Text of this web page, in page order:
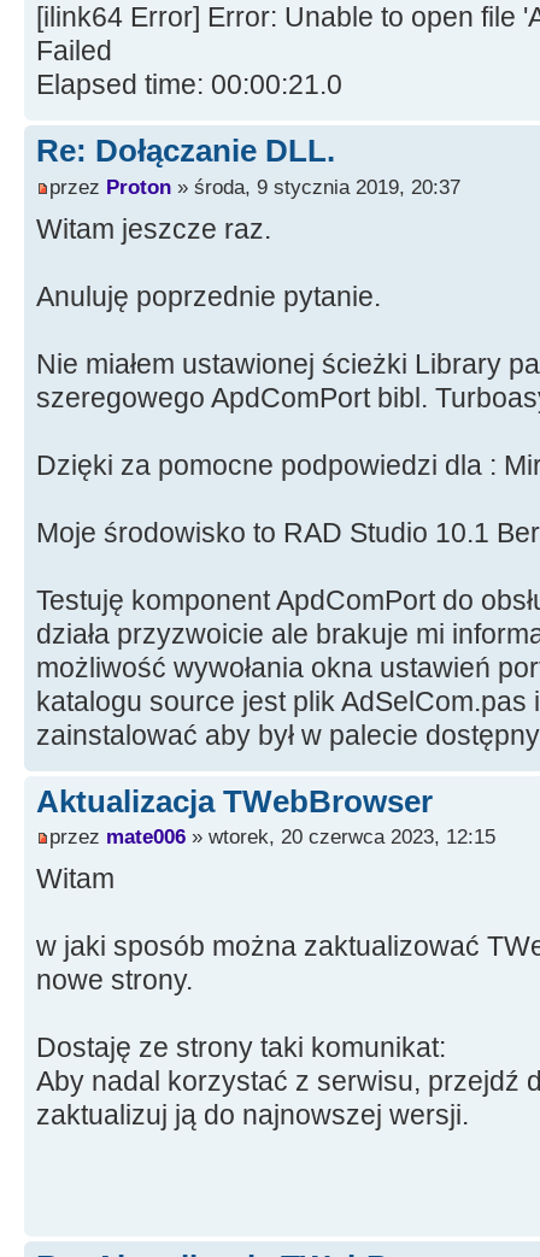
[ilink64 Error] Error: Unable to open file
Failed
Elapsed time: 00:00:21.0
Re: Dołączanie DLL.
przez Proton » środa, 9 stycznia 2019, 20:37
Witam jeszcze raz.
Anuluję poprzednie pytanie.
Nie miałem ustawionej ścieżki Library
szeregowego ApdComPort bibl.
Dzięki za pomocne podpowiedzi dla :
Moje środowisko to RAD Studio 10.1
Testuję komponent ApdComPort do
działa przyzwoicie ale brakuje mi
możliwość wywołania okna ustawień
katalogu source jest plik AdSelCom.pas
zainstalować aby był w palecie
Aktualizacja TWebBrowser
przez mate006 » wtorek, 20 czerwca 2023, 12:15
Witam
w jaki sposób można zaktualizować
nowe strony.
Dostaję ze strony taki komunikat:
Aby nadal korzystać z serwisu, przejdź
zaktualizuj ją do najnowszej wersji.